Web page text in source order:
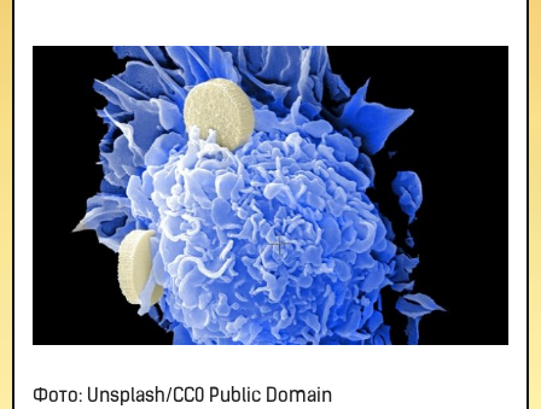
Фото: Unsplash/CC0 Public Domain